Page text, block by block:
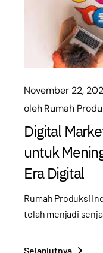
November 22,
olehRumah
Digital
untuk
Era Digital
Rumah Produksi
telah menjadi
Selanjutnya